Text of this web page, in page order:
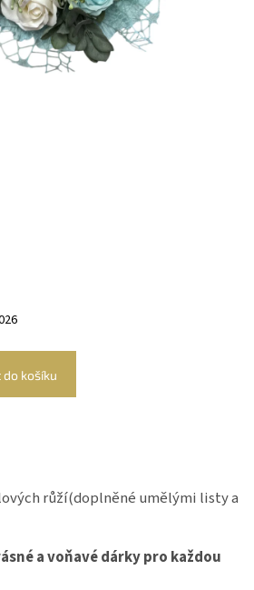
do košíku
růží(doplněné umělými listy a
a voňavé dárky pro každou